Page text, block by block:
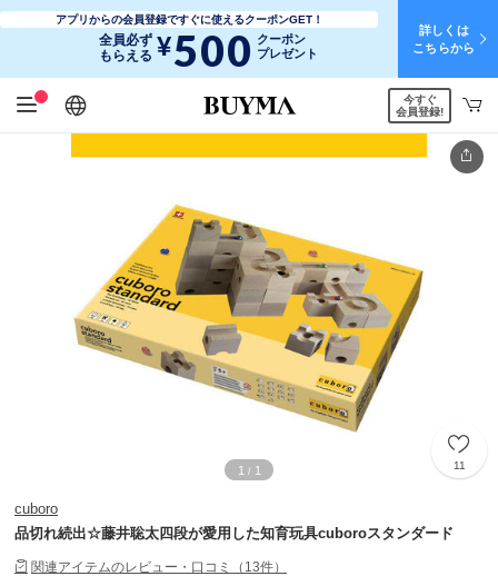
アプリからの会員登録ですぐに使えるクーポンGET！
全員必ず
もらえる ¥500 クーポン
プレゼント
詳しくは
こちらから
日本語
English
简体中文
繁體中文
今すぐ
会員登録!
1 / 1 11
cuboro
品切れ続出☆藤井聡太四段が愛用した知育玩具cuboroスタンダード
関連アイテムのレビュー・口コミ（13件）